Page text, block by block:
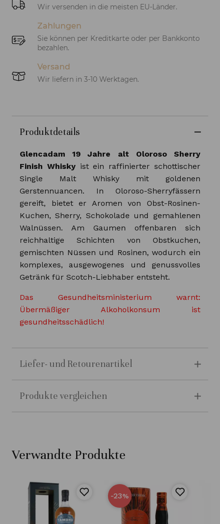
Wir versenden in die meisten EU-Länder.
Zahlungen
Sie können per Kreditkarte oder per Bankkonto
bezahlen.
Versand
Wir liefern in 3-10 Werktagen.
Produktdetails
Glencadam 19 Jahre alt Oloroso Sherry
Finish Whiskyist ein raffinierter schottischer
Single Malt Whisky mit goldenen
Gerstennuancen. In Oloroso-Sherryfässern
gereift, bietet er Aromen von Obst-Rosinen-
Kuchen, Sherry, Schokolade und gemahlenen
Walnüssen. Am Gaumen offenbaren sich
reichhaltige Schichten von Obstkuchen,
gemischten Nüssen und Rosinen, wodurch ein
komplexes, ausgewogenes und genussvolles
Getränk für Scotch-Liebhaber entsteht.
Das Gesundheitsministerium warnt:
Übermäßiger Alkoholkonsum ist
gesundheitsschädlich!
Liefer- und Retourenartikel
Produkte vergleichen
Verwandte Produkte
-23%